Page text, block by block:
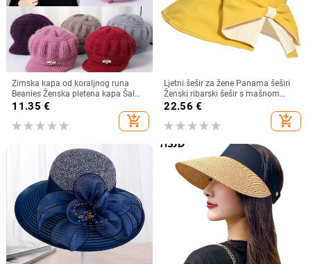
Zimska kapa od koraljnog runa
Beanies Ženska pletena kapa Šal
Održava toplinu Vunena pletena
kapa Kapa sa šiltom Dvoslojne
zaštitne kape
11.35 €
add_shopping_cart
Ljetni šešir za žene Panama šeširi
Ženski ribarski šešir s mašnom
Trend ženski šeširi s kantom
Suncobran Prozračne kape za
sunce za žene
22.56 €
add_shopping_cart